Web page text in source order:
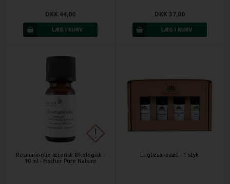
DKK 44,00 DKK 37,00
Rosmarinolie æterisk Økologisk -
10 ml - Fischer Pure Nature
Lugtesanssæt - 1 styk